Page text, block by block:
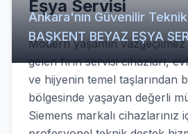
Ankara'nın Güvenilir Teknik
BAŞKENT BEYAZ EŞYA
Eşya Servisi
Modern yaşamın
gelen fırın servisi cihazları,
ve hijyenin temel taşlarından
bölgesinde yaşayan değerli
Siemens markalı cihazlarınız